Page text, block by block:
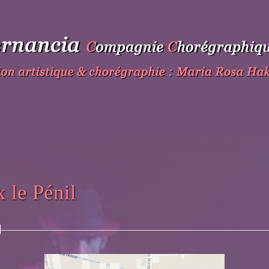
le Pénil